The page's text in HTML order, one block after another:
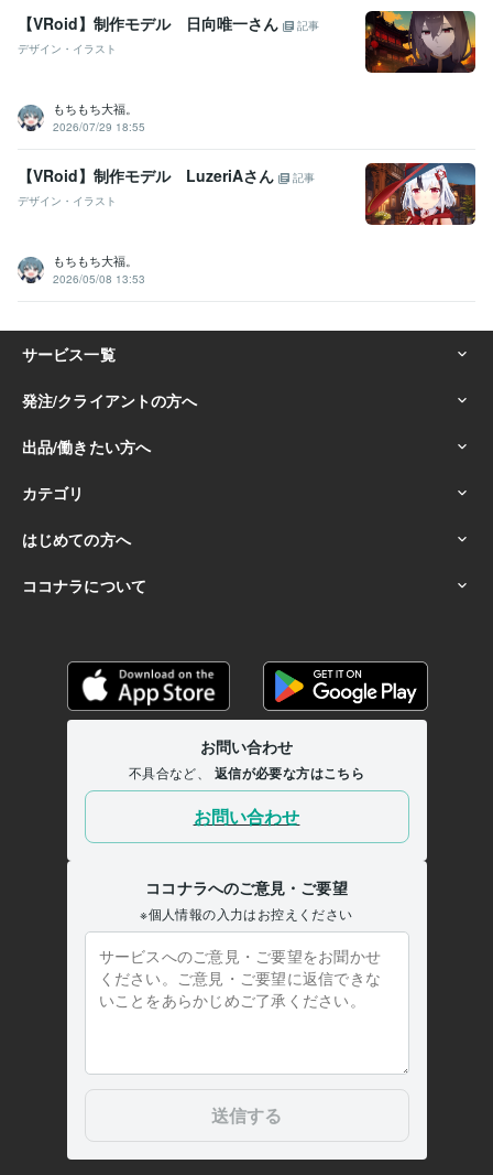
【VRoid】制作モデル 日向唯一さん
記事
デザイン・イラスト
もちもち大福。
2026/07/29 18:55
【VRoid】制作モデル LuzeriAさん
記事
デザイン・イラスト
もちもち大福。
2026/05/08 13:53